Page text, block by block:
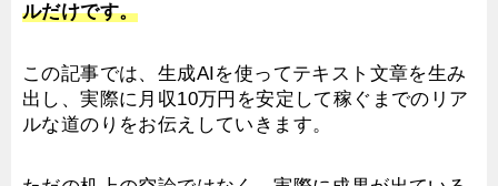
ルだけです。
この記事では、生成AIを使ってテキスト文章を生み
出し、実際に月収10万円を安定して稼ぐまでのリア
ルな道のりをお伝えしていきます。